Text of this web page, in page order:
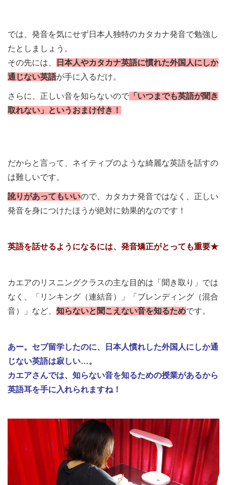
では、発音を気にせず日本人独特のカタカナ発音で勉強し
たとしましょう。
その先には、
日本人やカタカナ英語に慣れた外国人にしか
通じない英語が手に入るだけ。
さらに、正しい音を知らないので 「いつまでも英語が聞き
取れない」というおまけ付き！
だからと言って、ネイティブのような綺麗な英語を話すの
は難しいです。
訛りがあってもいいので、カタカナ発音ではなく、正しい
発音を身につけたほうが絶対に効果的なのです！
英語を話せるようになるには、発音矯正がとっても重要★
カエアのリスニングクラスの主な目的は「聞き取り」では
なく、「リンキング（連結音）」「ブレンディング（混合
音）」など、 知らないと聞こえない音を知るためです。
あー。セブ留学したのに、日本人慣れした外国人にしか通
じない英語は寂しい…。
カエアさんでは、知らない音を知るための授業があるから
英語耳を手に入れられますね！